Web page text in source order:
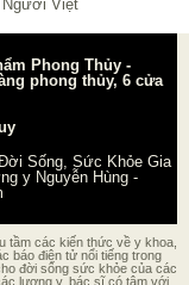
Phong Thủy -
phong thủy, 6 cửa
Sống, Sức Khỏe Gia
y Nguyễn Hùng-
tầm các kiến thức về y khoa,
báo điện tử nổi tiếng trong
đời sống sức khỏe của các
lương y, bác sĩ có tâm với